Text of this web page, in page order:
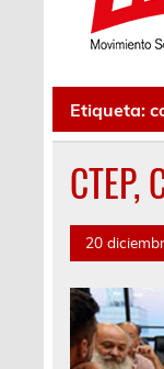
Etiqueta:
20